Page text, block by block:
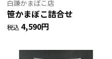
白謙かまぼこ店
笹かまぼこ詰合せ
税込 4,590円